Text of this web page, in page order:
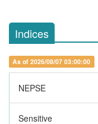
Indices
As of 2026/08/07 03:00:00
NEPSE
Sensitive